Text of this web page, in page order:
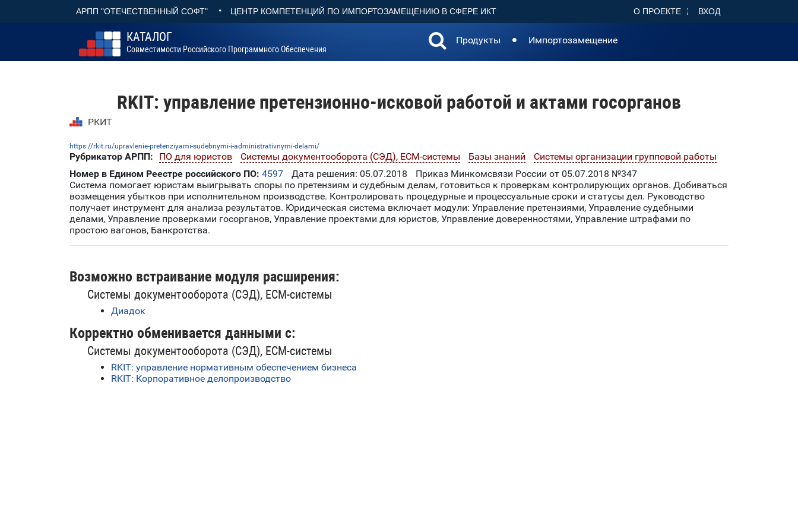
АРПП "ОТЕЧЕСТВЕННЫЙ СОФТ" • ЦЕНТР КОМПЕТЕНЦИЙ ПО ИМПОРТОЗАМЕЩЕНИЮ В СФЕРЕ ИКТ О ПРОЕКТЕ ВХОД
КАТАЛОГ
Совместимости Российского Программного Обеспечения
Продукты Импортозамещение
RKIT: управление претензионно-исковой работой и актами госорганов
РКИТ
https://rkit.ru/upravlenie-pretenziyami-sudebnymi-i-administrativnymi-delami/
Рубрикатор АРПП: ПО для юристов Системы документооборота (СЭД), ECM-системы Базы знаний
Системы организации групповой работы
Номер в Едином Реестре российского ПО: 4597 Дата решения: 05.07.2018
Приказ Минкомсвязи России от 05.07.2018 №347
Система помогает юристам выигрывать споры по претензиям и судебным делам, готовиться к проверкам контролирующих органов. Добиваться
возмещения убытков при исполнительном производстве. Контролировать процедурные и процессуальные сроки и статусы дел. Руководство
получает инструмент для анализа результатов. Юридическая система включает модули: Управление претензиями, Управление судебными
делами, Управление проверками госорганов, Управление проектами для юристов, Управление доверенностями, Управление штрафами по
простою вагонов, Банкротства.
Возможно встраивание модуля расширения:
Системы документооборота (СЭД), ECM-системы
Диадок
Корректно обменивается данными с:
Системы документооборота (СЭД), ECM-системы
RKIT: управление нормативным обеспечением бизнеса
RKIT: Корпоративное делопроизводство